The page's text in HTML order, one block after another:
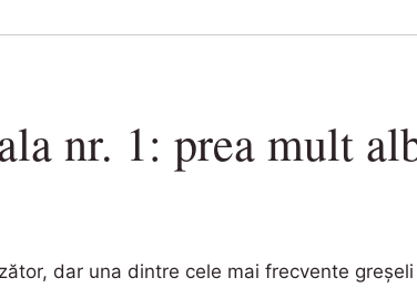
nr. 1: prea mult
dar una dintre cele mai frecvente